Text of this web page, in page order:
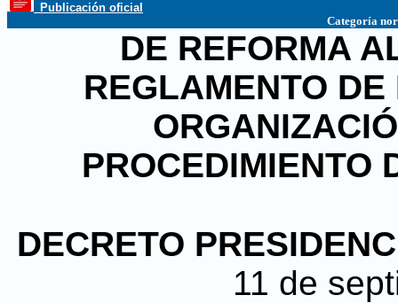
_Publicación oficial
Categoría
DE REFORMA
REGLAMENTO
PROCEDIMIENTO
DECRETO
11 de